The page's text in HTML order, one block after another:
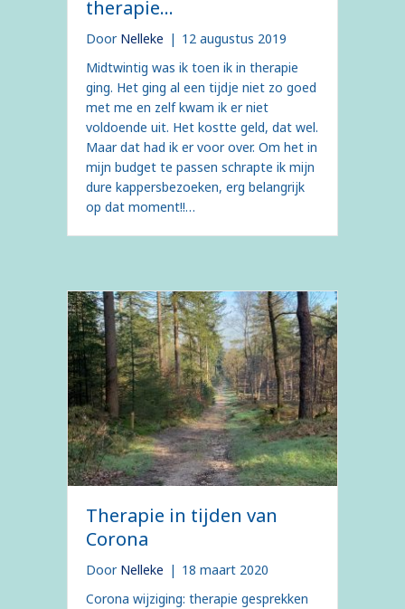
therapie…
Door Nelleke | 12 augustus 2019
Midtwintig was ik toen ik in therapie
ging. Het ging al een tijdje niet zo goed
met me en zelf kwam ik er niet
voldoende uit. Het kostte geld, dat wel.
Maar dat had ik er voor over. Om het in
mijn budget te passen schrapte ik mijn
dure kappersbezoeken, erg belangrijk
op dat moment!!…
Therapie in tijden van
Corona
Door Nelleke | 18 maart 2020
Corona wijziging: therapie gesprekken